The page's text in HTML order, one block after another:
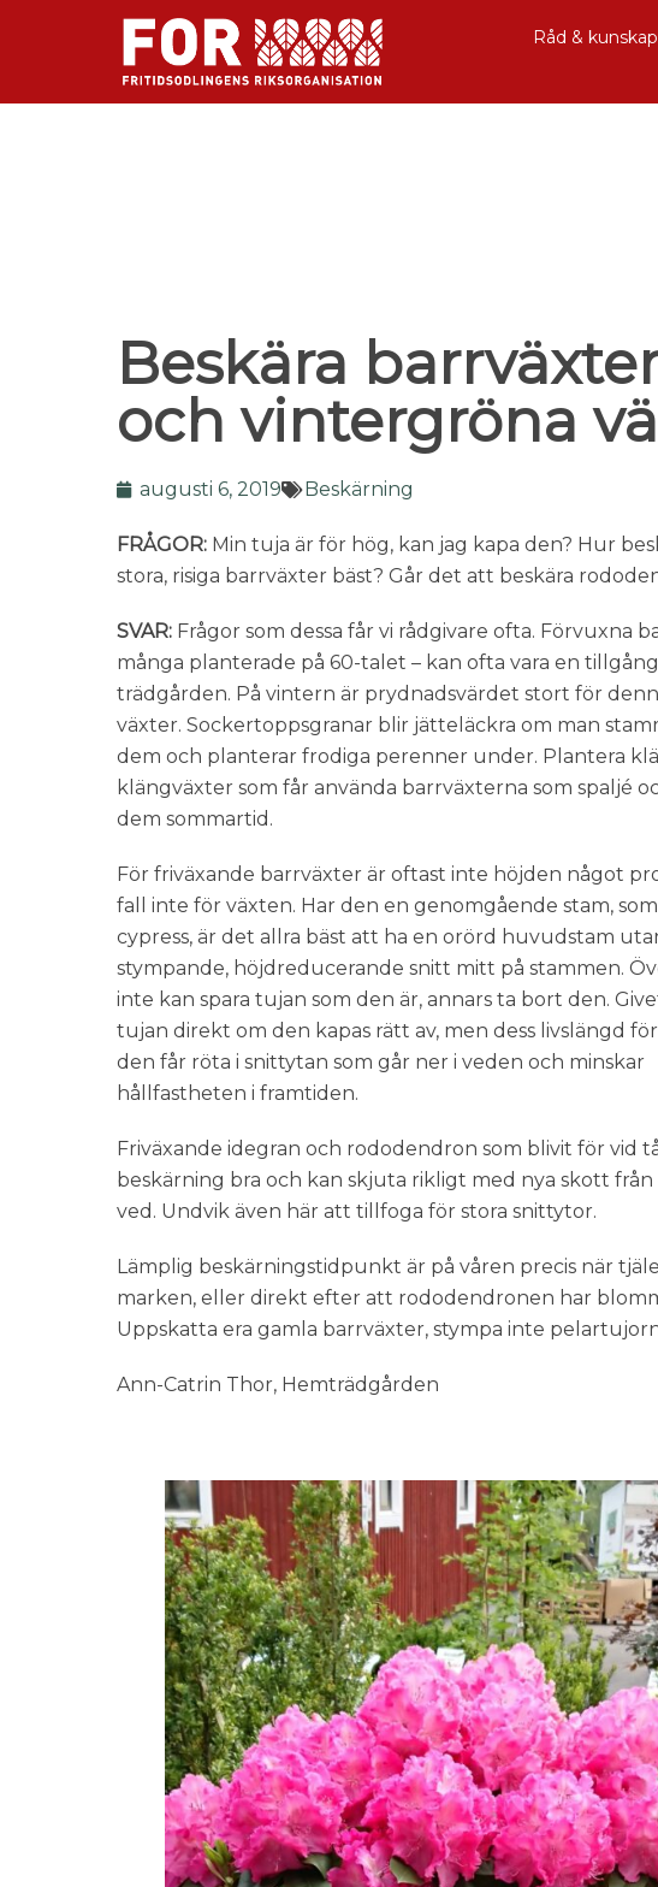
Råd & kunskap
Beskära
och vintergröna
augusti 6, 2019 Beskärning
FRÅGOR: Min tuja är för hög, kan jag kapa den? Hur
stora, risiga barrväxter bäst? Går det att beskära
SVAR: Frågor som dessa får vi rådgivare ofta. Förvuxna
många planterade på 60-talet – kan ofta vara en
trädgården. På vintern är prydnadsvärdet stort för
växter. Sockertoppsgranar blir jätteläckra om man
dem och planterar frodiga perenner under. Plantera
klängväxter som får använda barrväxterna som spaljé
dem sommartid.
För friväxande barrväxter är oftast inte höjden något
fall inte för växten. Har den en genomgående stam,
cypress, är det allra bäst att ha en orörd huvudstam
stympande, höjdreducerande snitt mitt på stammen.
inte kan spara tujan som den är, annars ta bort den.
tujan direkt om den kapas rätt av, men dess livslängd
den får röta i snittytan som går ner i veden och minskar
hållfastheten i framtiden.
Friväxande idegran och rododendron som blivit för vid
beskärning bra och kan skjuta rikligt med nya skott från
ved. Undvik även här att tillfoga för stora snittytor.
Lämplig beskärningstidpunkt är på våren precis när
marken, eller direkt efter att rododendronen har
Uppskatta era gamla barrväxter, stympa inte
Ann-Catrin Thor, Hemträdgården